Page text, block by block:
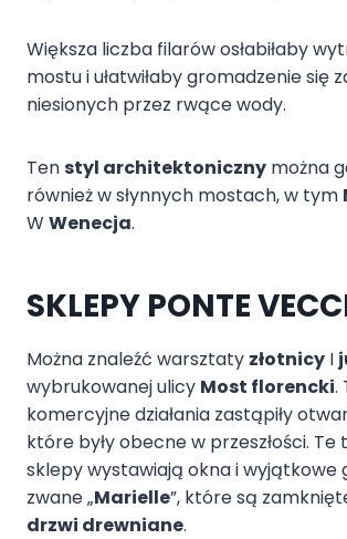
Większa liczba filarów osłabiłaby
mostu i ułatwiłaby gromadzenie się
niesionych przez rwące wody.
Tenstyl architektoniczny można
również w słynnych mostach, w tym
W Wenecja.
SKLEPY PONTE
Można znaleźć warsztaty złotnicy I
wybrukowanej ulicy Most florencki.
komercyjne działania zastąpiły
które były obecne w przeszłości.
sklepy wystawiają okna i wyjątkowe
zwane „Marielle”, które są
drzwi drewniane.